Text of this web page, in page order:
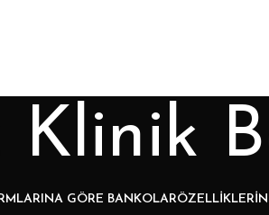
Klinik
GÖRE BANKOLAR